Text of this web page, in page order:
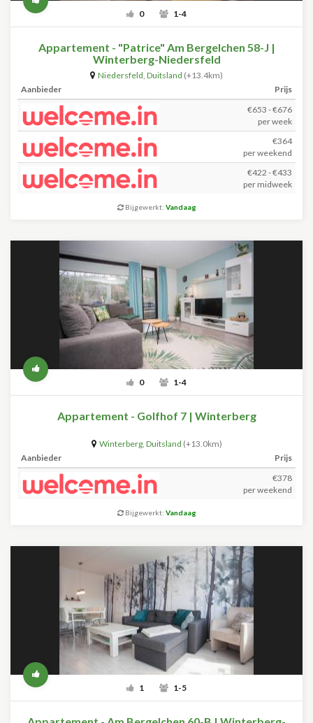
0 1-4
Appartement - "Patrice" Am Bergelchen 58-J |
Winterberg-Niedersfeld
Niedersfeld, Duitsland (+13.4km)
Aanbieder
Prijs
€653 - €676
per week
€364
per weekend
€422 - €433
per midweek
Bijgewerkt: Vandaag
0 1-4
Appartement - Golfhof 7 | Winterberg
Winterberg, Duitsland (+13.0km)
Aanbieder
Prijs
€378
per weekend
Bijgewerkt: Vandaag
1 1-5